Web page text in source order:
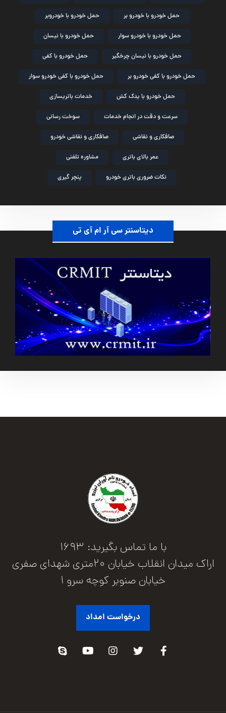
حمل خودرو با خودرو بر حمل خودرو با خودروبر
حمل خودرو با خودرو سوار حمل خودرو با نیسان
حمل خودرو با نیسان چرخگیر حمل خودرو با کفی
حمل خودرو با کفی خودرو بر حمل خودرو با کفی خودرو سوار
حمل خودرو با یدک کش خدمات باتریسازی
سرعت و دقت در انجام خدمات سوخت رسانی
صافکاری و نقاشی صافکاری و نقاشی خودرو
عمر بالای باتری مشاوره تلفنی
نکات ضروری باتری خودرو پنچر گیری
دیتاسنتر سی آر ام آی تی
با ما تماس بگیرید: 1693
اراک میدان انقلاب خیابان 20متری شهدای صفری
خیابان صنوبر کوچه سرو 1
درخواست امداد